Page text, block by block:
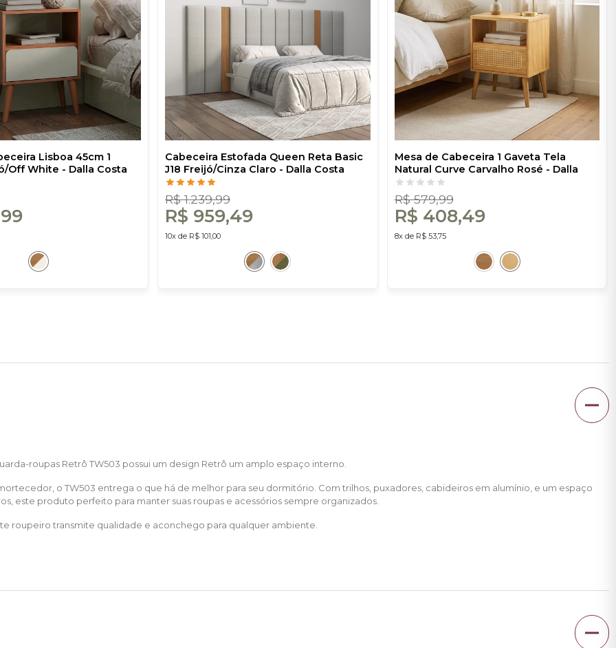
Lisboa 45cm 1
Off White - Dalla Costa
Cabeceira Estofada Queen Reta Basic
J18 Freijó/Cinza Claro - Dalla Costa
R$ 1.239,99
R$ 959,49
10x de R$ 101,00
Mesa de Cabeceira 1 Gaveta Tela
Natural Curve Carvalho Rosé - Dalla
Costa
R$ 579,99
R$ 408,49
8x de R$ 53,75
roupas Retrô TW503 possui um design Retrô um amplo espaço interno.
o TW503 entrega o que há de melhor para seu dormitório. Com trilhos, puxadores, cabideiros em alumínio, e um espaço
este produto perfeito para manter suas roupas e acessórios sempre organizados.
roupeiro transmite qualidade e aconchego para qualquer ambiente.